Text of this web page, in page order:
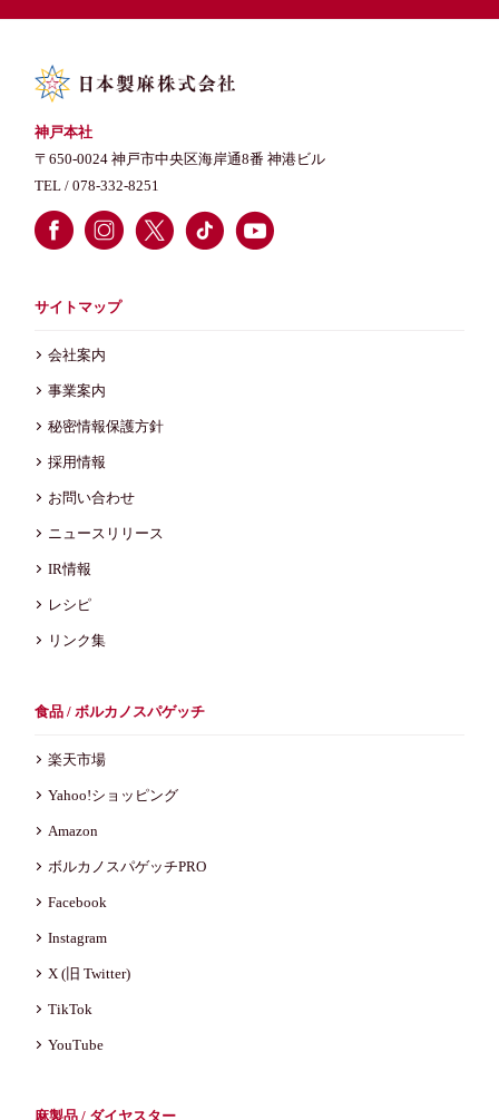
神戸本社
〒650-0024 神戸市中央区海岸通8番 神港ビル
TEL /078-332-8251
サイトマップ
会社案内
事業案内
秘密情報保護方針
採用情報
お問い合わせ
ニュースリリース
IR情報
レシピ
リンク集
食品 / ボルカノスパゲッチ
楽天市場
Yahoo!ショッピング
Amazon
ボルカノスパゲッチPRO
Facebook
Instagram
X (旧 Twitter)
TikTok
YouTube
麻製品 / ダイヤスター